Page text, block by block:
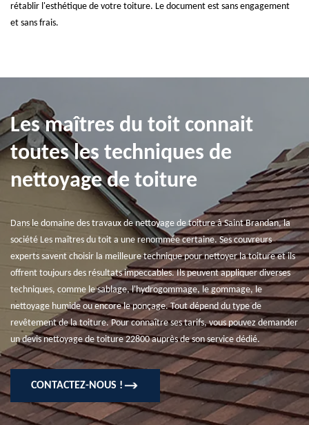
rétablir l'esthétique de votre toiture. Le document est sans engagement
et sans frais.
Les maîtres du toit connait
toutes les techniques de
nettoyage de toiture
Dans le domaine des travaux de nettoyage de toiture à Saint Brandan, la
société Les maîtres du toit a une renommée certaine. Ses couvreurs
experts savent choisir la meilleure technique pour nettoyer la toiture et ils
offrent toujours des résultats impeccables. Ils peuvent appliquer diverses
techniques, comme le sablage, l'hydrogommage, le gommage, le
nettoyage humide ou encore le ponçage. Tout dépend du type de
revêtement de la toiture. Pour connaître ses tarifs, vous pouvez demander
un devis nettoyage de toiture 22800 auprès de son service dédié.
CONTACTEZ-NOUS !